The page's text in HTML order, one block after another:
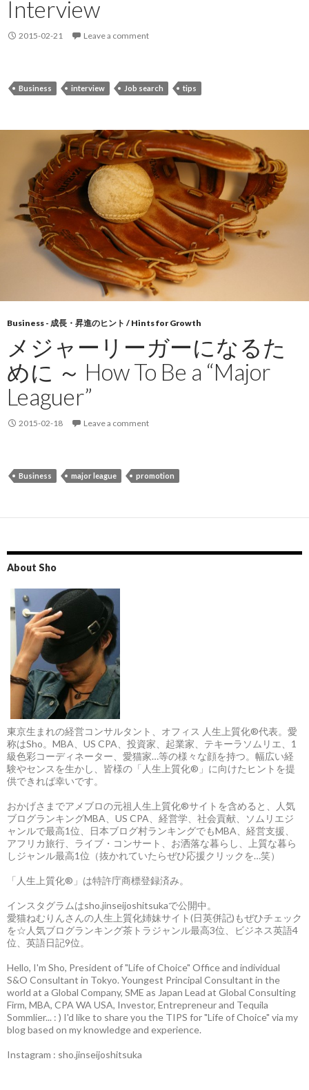
Interview
2015-02-21 Leave a comment
Business interview Job search tips
Business - 成長・昇進のヒント / Hints for Growth
メジャーリーガーになるた
めに ～ How To Be a “Major
Leaguer”
2015-02-18 Leave a comment
Business major league promotion
About Sho
東京生まれの経営コンサルタント、オフィス 人生上質化®代表。愛
称はSho。MBA、US CPA、投資家、起業家、テキーラソムリエ、1
級色彩コーディネーター、愛猫家…等の様々な顔を持つ。幅広い経
験やセンスを生かし、皆様の「人生上質化®」に向けたヒントを提
供できれば幸いです。
おかげさまでアメブロの元祖人生上質化®サイトを含めると、人気
ブログランキングMBA、US CPA、経営学、社会貢献、ソムリエジ
ャンルで最高1位、日本ブログ村ランキングでもMBA、経営支援、
アフリカ旅行、ライブ・コンサート、お洒落な暮らし、上質な暮ら
しジャンル最高1位（抜かれていたらぜひ応援クリックを…笑）
「人生上質化®」は特許庁商標登録済み。
インスタグラムはsho.jinseijoshitsukaで公開中。
愛猫ねむりんさんの人生上質化姉妹サイト(日英併記)もぜひチェック
を☆人気ブログランキング茶トラジャンル最高3位、ビジネス英語4
位、英語日記9位。
Hello, I'm Sho, President of "Life of Choice" Office and individual
S&O Consultant in Tokyo. Youngest Principal Consultant in the
world at a Global Company, SME as Japan Lead at Global Consulting
Firm, MBA, CPA WA USA, Investor, Entrepreneur and Tequila
Sommlier... : ) I'd like to share you the TIPS for "Life of Choice" via my
blog based on my knowledge and experience.
Instagram : sho.jinseijoshitsuka